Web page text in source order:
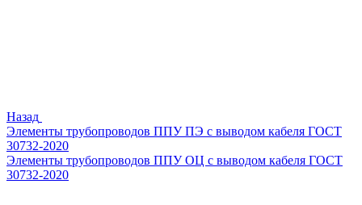
Назад
Элементы трубопроводов ППУ ПЭ с выводом кабеля ГОСТ
30732-2020
Элементы трубопроводов ППУ ОЦ с выводом кабеля ГОСТ
30732-2020